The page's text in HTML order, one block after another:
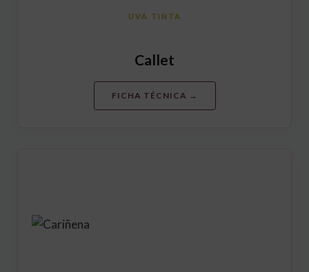
UVA TINTA
Callet
FICHA TÉCNICA →